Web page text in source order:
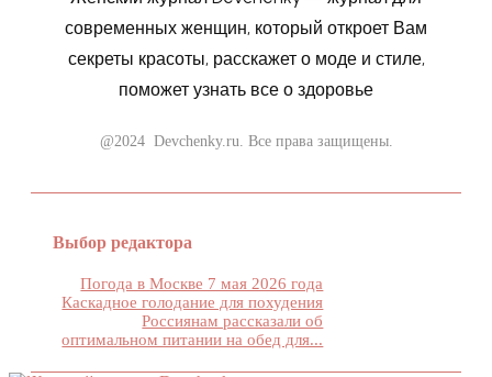
современных женщин, который откроет Вам
секреты красоты, расскажет о моде и стиле,
поможет узнать все о здоровье
@2024 Devchenky.ru. Все права защищены.
Выбор редактора
Погода в Москве 7 мая 2026 года
Каскадное голодание для похудения
Россиянам рассказали об
оптимальном питании на обед для...